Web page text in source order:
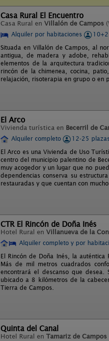
Casa Rural El Encuentro
Casa Rural en Villalón de Campos
Alquiler por habitaciones
Situada en Villalón de Campos, al
antigua, de madera y adobe,
elementos de la arquitectura
rincón de la chimenea, cocina,
relajación, risoterapia en grupo o en
El Arco
Vivienda turística en Becerril de
Alquiler completo
12-25 plazas
El Arco es una Vivienda de Uso
centro del municipio palentino de
muy acogedor y un lugar que no
dependencias conserva su
restauradas y que cuentan con
CTR El Rincón de Doña Inés
Hotel Rural en Villanueva de la
Alquiler completo y por
El Rincón de Doña Inés, la
Más de mil metros cuadrados
encontrará el descanso que
ubicado a 8 kilómetros de la
Tierra de Campos.
Quinta del Canal
Hotel Rural en Tamariz de Campos